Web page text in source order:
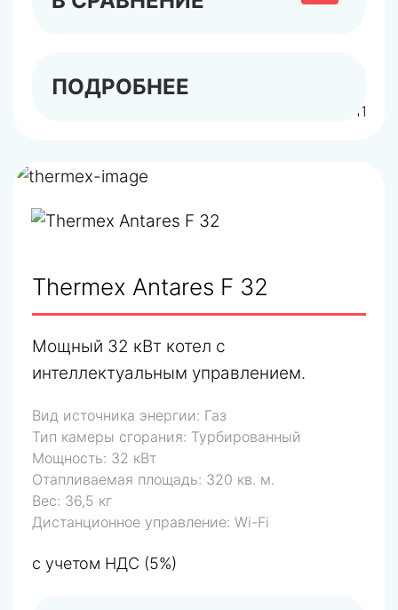
арт.446111
ПОДРОБНЕЕ
Thermex Antares F 32
Мощный 32 кВт котел с
интеллектуальным управлением.
Вид источника энергии: Газ
Тип камеры сгорания: Турбированный
Мощность: 32 кВт
Отапливаемая площадь: 320 кв. м.
Вес: 36,5 кг
Дистанционное управление: Wi-Fi
с учетом НДС (5%)